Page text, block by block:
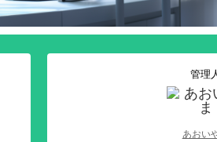
管理
あおい